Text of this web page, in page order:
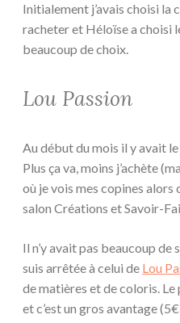
Initialement j’avais choisi la
racheter et Héloïse a choisi
beaucoup de choix.
Lou Passion
Au début du mois il y avait
Plus ça va, moins j’achète
où je vois mes copines alors
salon Créations et Savoir-
Il n’y avait pas beaucoup de
suis arrêtée à celui de Lou
de matières et de coloris.
et c’est un gros avantage